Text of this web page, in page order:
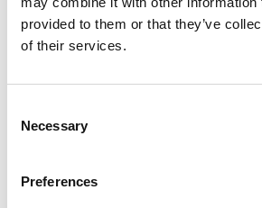
provided to them or that they’ve
of their services.
Selection
Necessary
Preferences
ökonomischer Systeme. Die
moderner Informationstechnik
und auch Kapitalisierung im Wege
werden.